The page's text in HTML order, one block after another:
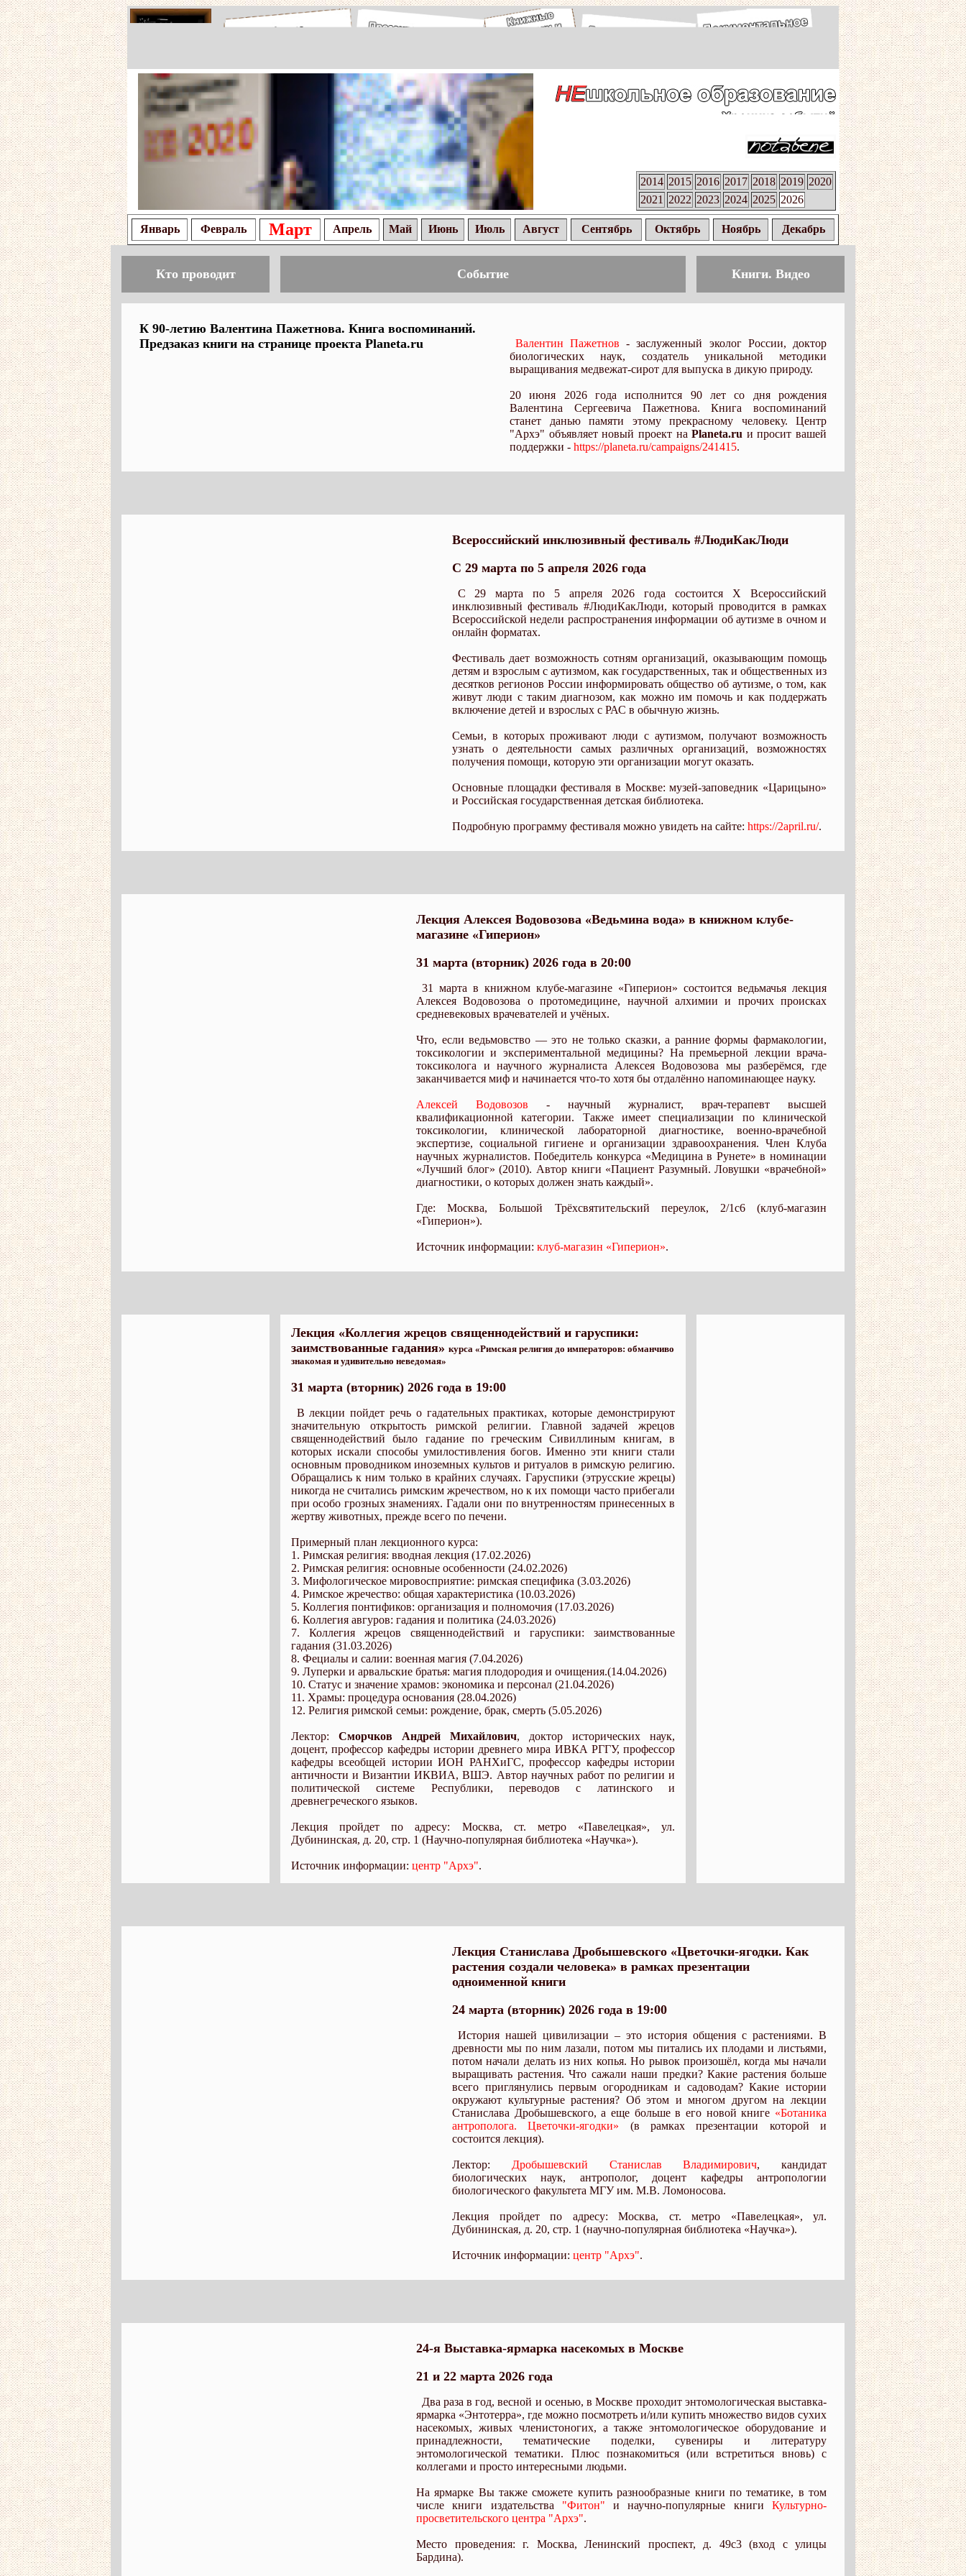
2014 2015 2016 2017 2018 2019 2020
2021
2022 2023 2024 2025 2026
Январь Февраль Март Апрель Май Июнь Июль Август Сентябрь Октябрь Ноябрь Декабрь
Кто проводит Событие Книги. Видео
К 90-летию Валентина Пажетнова. Книга воспоминаний.
Предзаказ книги на странице проекта Planeta.ru
Валентин Пажетнов - заслуженный эколог России, доктор
биологических наук, создатель уникальной методики
выращивания медвежат-сирот для выпуска в дикую природу.
20 июня 2026 года исполнится 90 лет со дня рождения
Валентина Сергеевича Пажетнова. Книга воспоминаний
станет данью памяти этому прекрасному человеку. Центр
"Архэ" объявляет новый проект наPlaneta.ru и просит вашей
поддержки - https://planeta.ru/campaigns/241415.
Всероссийский инклюзивный фестиваль #ЛюдиКакЛюди
С 29 марта по 5 апреля 2026 года
С 29 марта по 5 апреля 2026 года состоится Х Всероссийский
инклюзивный фестиваль #ЛюдиКакЛюди, который проводится в рамках
Всероссийской недели распространения информации об аутизме в очном и
онлайн форматах.
Фестиваль дает возможность сотням организаций, оказывающим помощь
детям и взрослым с аутизмом, как государственных, так и общественных из
десятков регионов России информировать общество об аутизме, о том, как
живут люди с таким диагнозом, как можно им помочь и как поддержать
включение детей и взрослых с РАС в обычную жизнь.
Семьи, в которых проживают люди с аутизмом, получают возможность
узнать о деятельности самых различных организаций, возможностях
получения помощи, которую эти организации могут оказать.
Основные площадки фестиваля в Москве: музей-заповедник «Царицыно»
и Российская государственная детская библиотека.
Подробную программу фестиваля можно увидеть на сайте: https://2april.ru/.
Лекция Алексея Водовозова «Ведьмина вода» в книжном клубе-
магазине «Гиперион»
31 марта (вторник) 2026 года в 20:00
31 марта в книжном клубе-магазине «Гиперион» состоится ведьмачья лекция
Алексея Водовозова о протомедицине, научной алхимии и прочих происках
средневековых врачевателей и учёных.
Что, если ведьмовство — это не только сказки, а ранние формы фармакологии,
токсикологии и экспериментальной медицины? На премьерной лекции врача-
токсиколога и научного журналиста Алексея Водовозова мы разберёмся, где
заканчивается миф и начинается что-то хотя бы отдалённо напоминающее науку.
Алексей Водовозов - научный журналист, врач-терапевт высшей
квалификационной категории. Также имеет специализации по клинической
токсикологии, клинической лабораторной диагностике, военно-врачебной
экспертизе, социальной гигиене и организации здравоохранения. Член Клуба
научных журналистов. Победитель конкурса «Медицина в Рунете» в номинации
«Лучший блог» (2010). Автор книги «Пациент Разумный. Ловушки «врачебной»
диагностики, о которых должен знать каждый».
Где: Москва, Большой Трёхсвятительский переулок, 2/1с6 (клуб-магазин
«Гиперион»).
Источник информации: клуб-магазин «Гиперион».
Лекция «Коллегия жрецов священнодействий и гаруспики:
заимствованные гадания» курса «Римская религия до императоров: обманчиво
знакомая и удивительно неведомая»
31 марта (вторник) 2026 года в 19:00
В лекции пойдет речь о гадательных практиках, которые демонстрируют
значительную открытость римской религии. Главной задачей жрецов
священнодействий было гадание по греческим Сивиллиным книгам, в
которых искали способы умилостивления богов. Именно эти книги стали
основным проводником иноземных культов и ритуалов в римскую религию.
Обращались к ним только в крайних случаях. Гаруспики (этрусские жрецы)
никогда не считались римским жречеством, но к их помощи часто прибегали
при особо грозных знамениях. Гадали они по внутренностям принесенных в
жертву животных, прежде всего по печени.
Примерный план лекционного курса:
1. Римская религия: вводная лекция (17.02.2026)
2. Римская религия: основные особенности (24.02.2026)
3. Мифологическое мировосприятие: римская специфика (3.03.2026)
4. Римское жречество: общая характеристика (10.03.2026)
5. Коллегия понтификов: организация и полномочия (17.03.2026)
6. Коллегия авгуров: гадания и политика (24.03.2026)
7. Коллегия жрецов священнодействий и гаруспики: заимствованные
гадания (31.03.2026)
8. Фециалы и салии: военная магия (7.04.2026)
9. Луперки и арвальские братья: магия плодородия и очищения.(14.04.2026)
10. Статус и значение храмов: экономика и персонал (21.04.2026)
11. Храмы: процедура основания (28.04.2026)
12. Религия римской семьи: рождение, брак, смерть (5.05.2026)
Лектор: Сморчков Андрей Михайлович, доктор исторических наук,
доцент, профессор кафедры истории древнего мира ИВКА РГГУ, профессор
кафедры всеобщей истории ИОН РАНХиГС, профессор кафедры истории
античности и Византии ИКВИА, ВШЭ. Автор научных работ по религии и
политической системе Республики, переводов с латинского и
древнегреческого языков.
Лекция пройдет по адресу: Москва, ст. метро «Павелецкая», ул.
Дубининская, д. 20, стр. 1 (Научно-популярная библиотека «Научка»).
Источник информации: центр "Архэ".
Лекция Станислава Дробышевского «Цветочки-ягодки. Как
растения создали человека» в рамках презентации
одноименной книги
24 марта (вторник) 2026 года в 19:00
История нашей цивилизации – это история общения с растениями. В
древности мы по ним лазали, потом мы питались их плодами и листьями,
потом начали делать из них копья. Но рывок произошёл, когда мы начали
выращивать растения. Что сажали наши предки? Какие растения больше
всего приглянулись первым огородникам и садоводам? Какие истории
окружают культурные растения? Об этом и многом другом на лекции
Станислава Дробышевского, а еще больше в его новой книге «Ботаника
антрополога. Цветочки-ягодки» (в рамках презентации которой и
состоится лекция).
Лектор: Дробышевский Станислав Владимирович, кандидат
биологических наук, антрополог, доцент кафедры антропологии
биологического факультета МГУ им. М.В. Ломоносова.
Лекция пройдет по адресу: Москва, ст. метро «Павелецкая», ул.
Дубининская, д. 20, стр. 1 (научно-популярная библиотека «Научка»).
Источник информации: центр "Архэ".
24-я Выставка-ярмарка насекомых в Москве
21 и 22 марта 2026 года
Два раза в год, весной и осенью, в Москве проходит энтомологическая выставка-
ярмарка «Энтотерра», где можно посмотреть и/или купить множество видов сухих
насекомых, живых членистоногих, а также энтомологическое оборудование и
принадлежности, тематические поделки, сувениры и литературу
энтомологической тематики. Плюс познакомиться (или встретиться вновь) с
коллегами и просто интересными людьми.
На ярмарке Вы также сможете купить разнообразные книги по тематике, в том
числе книги издательства "Фитон" и научно-популярные книгиКультурно-
просветительского центра "Архэ".
Место проведения: г. Москва, Ленинский проспект, д. 49c3 (вход с улицы
Бардина).